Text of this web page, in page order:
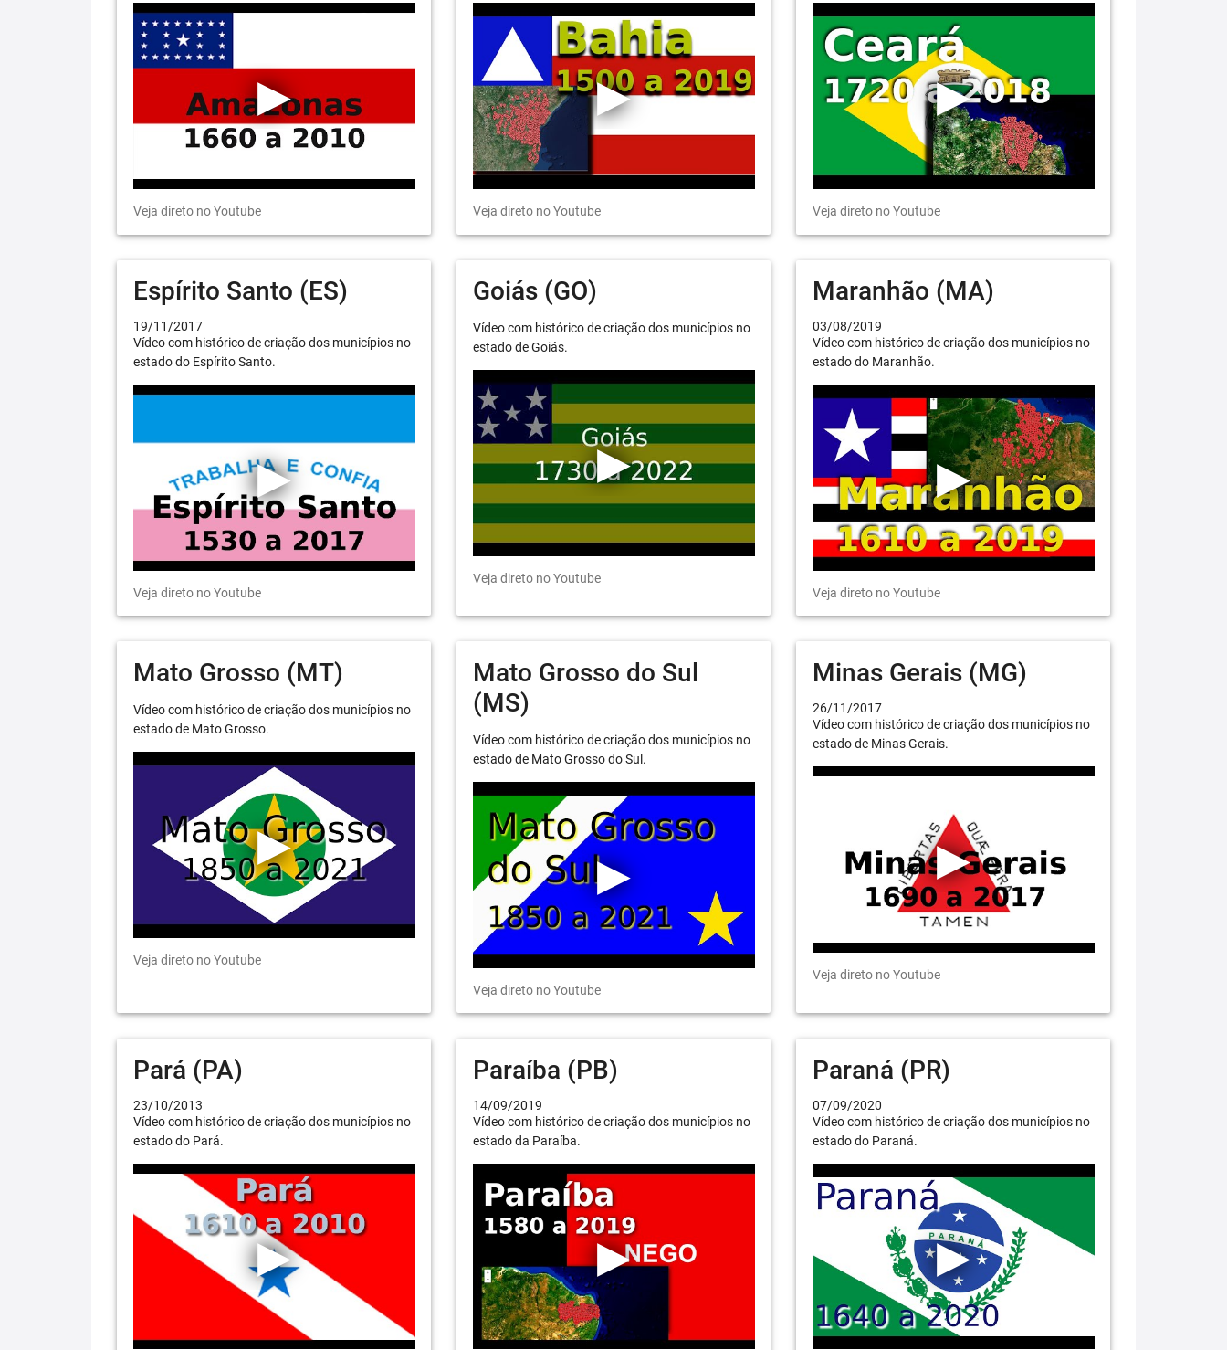
Veja direto no Youtube Veja direto no Youtube Veja direto no Youtube
Espírito Santo (ES)
19/11/2017
Vídeo com histórico de criação dos municípios no
estado do Espírito Santo.
Veja direto no Youtube
Goiás (GO)
Vídeo com histórico de criação dos municípios no
estado de Goiás.
Veja direto no Youtube
Maranhão (MA)
03/08/2019
Vídeo com histórico de criação dos municípios no
estado do Maranhão.
Veja direto no Youtube
Mato Grosso (MT)
Vídeo com histórico de criação dos municípios no
estado de Mato Grosso.
Veja direto no Youtube
Mato Grosso do Sul
(MS)
Vídeo com histórico de criação dos municípios no
estado de Mato Grosso do Sul.
Veja direto no Youtube
Minas Gerais (MG)
26/11/2017
Vídeo com histórico de criação dos municípios no
estado de Minas Gerais.
Veja direto no Youtube
Pará (PA)
23/10/2013
Vídeo com histórico de criação dos municípios no
estado do Pará.
Paraíba (PB)
14/09/2019
Vídeo com histórico de criação dos municípios no
estado da Paraíba.
Paraná (PR)
07/09/2020
Vídeo com histórico de criação dos municípios no
estado do Paraná.